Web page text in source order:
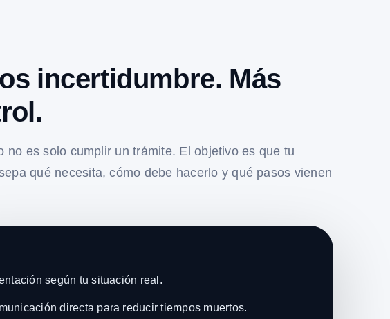
incertidumbre. Más
no es solo cumplir un trámite. El objetivo es que tu
qué necesita, cómo debe hacerlo y qué pasos vienen
según tu situación real.
directa para reducir tiempos muertos.